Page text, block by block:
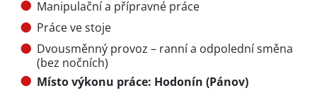
Manipulační a přípravné práce
Práce ve stoje
Dvousměnný provoz – ranní a odpolední směna
(bez nočních)
Místo výkonu práce: Hodonín (Pánov)